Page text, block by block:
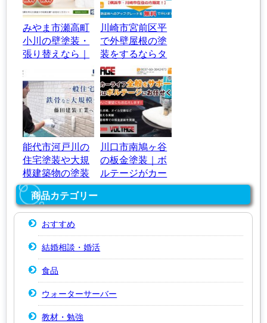
みやま市瀬高町
小川の壁塗装・
張り替えなら｜
川崎市宮前区平
で外壁屋根の塗
装をするならタ
カラペイント
能代市河戸川の
住宅塗装や大規
模建築物の塗装
なら｜藤田建装
工業
川口市南鳩ヶ谷
の板金塗装｜ボ
ルテージがカー
ライフをサポー
商品カテゴリー
おすすめ
結婚相談・婚活
食品
ウォーターサーバー
教材・勉強